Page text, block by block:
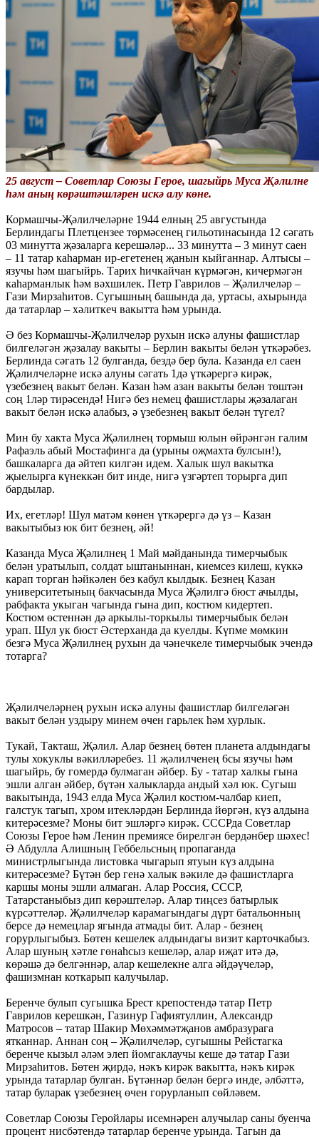
25 август – Советлар Союзы Герое, шагыйрь Муса Җәлилне
һәм аның көрәштәшләрен искә алу көне.
Кормашчы-Җәлилчеләрне 1944 елның 25 августында
Берлиндагы Плетцензее төрмәсенең гильотинасында 12 сәгать
03 минутта җәзаларга керешәләр... 33 минутта – 3 минут саен
– 11 татар каһарман ир-егетенең җанын кыйганнар. Алтысы –
язучы һәм шагыйрь. Тарих һичкайчан күрмәгән, кичермәгән
каһарманлык һәм вәхшилек. Петр Гаврилов – Җәлилчеләр –
Гази Мирзаһитов. Сугышның башында да, уртасы, ахырында
да татарлар – хәлиткеч вакытта һәм урында.
Ә без Кормашчы-Җәлилчеләр рухын искә алуны фашистлар
билгеләгән җәзалау вакыты – Берлин вакыты белән үткәрәбез.
Берлинда сәгать 12 булганда, бездә бер була. Казанда ел саен
Җәлилчеләрне искә алуны сәгать 1дә үткәрергә кирәк,
үзебезнең вакыт белән. Казан һәм азан вакыты белән төштән
соң 1ләр тирәсендә! Нигә без немец фашистлары җәзалаган
вакыт белән искә алабыз, ә үзебезнең вакыт белән түгел?
Мин бу хакта Муса Җәлилнең тормыш юлын өйрәнгән галим
Рафаэль абый Мостафинга да (урыны оҗмахта булсын!),
башкаларга да әйтеп килгән идем. Халык шул вакытка
җыелырга күнеккән бит инде, нигә үзгәртеп торырга дип
бардылар.
Их, егетләр! Шул матәм көнен үткәрергә дә үз – Казан
вакытыбыз юк бит безнең, әй!
Казанда Муса Җәлилнең 1 Май мәйданында тимерчыбык
белән уратылып, солдат ыштаныннан, киемсез килеш, күккә
карап торган һәйкәлен без кабул кылдык. Безнең Казан
университетының бакчасында Муса Җәлилгә бюст ачылды,
рабфакта укыган чагында гына дип, костюм кидертеп.
Костюм өстеннән дә аркылы-торкылы тимерчыбык белән
урап. Шул ук бюст Әстерханда да куелды. Күпме мөмкин
безгә Муса Җәлилнең рухын да чәнечкеле тимерчыбык эчендә
тотарга?
Җәлилчеләрнең рухын искә алуны фашистлар билгеләгән
вакыт белән уздыру минем өчен гарьлек һәм хурлык.
Тукай, Такташ, Җәлил. Алар безнең бөтен планета алдындагы
тулы хокуклы вәкилләребез. 11 җәлилченең 6сы язучы һәм
шагыйрь, бу гомердә булмаган әйбер. Бу - татар халкы гына
эшли алган әйбер, бүтән халыкларда андый хәл юк. Сугыш
вакытында, 1943 елда Муса Җәлил костюм-чалбар киеп,
галстук тагып, хром итекләрдән Берлинда йөргән, күз алдына
китерәсезме? Моны бит эшләргә кирәк. СССРда Советлар
Союзы Герое һәм Ленин премиясе бирелгән бердәнбер шәхес!
Ә Абдулла Алишның Геббельсның пропаганда
министрлыгында листовка чыгарып ятуын күз алдына
китерәсезме? Бүтән бер генә халык вәкиле дә фашистларга
каршы моны эшли алмаган. Алар Россия, СССР,
Татарстаныбыз дип көрәштеләр. Алар тиңсез батырлык
күрсәттеләр. Җәлилчеләр карамагындагы дүрт батальонның
берсе дә немецлар ягында атмады бит. Алар - безнең
горурлыгыбыз. Бөтен кешелек алдындагы визит карточкабыз.
Алар шуның хәтле гөнаһсыз кешеләр, алар иҗат итә дә,
көрәшә дә белгәннәр, алар кешелекне алга әйдәүчеләр,
фашизмнан коткарып калучылар.
Беренче булып сугышка Брест крепостендә татар Петр
Гаврилов керешкән, Газинур Гафиятуллин, Александр
Матросов – татар Шакир Мөхәммәтҗанов амбразурага
ятканнар. Аннан соң – Җәлилчеләр, сугышны Рейстагка
беренче кызыл әләм элеп йомгаклаучы кеше дә татар Гази
Мирзаһитов. Бөтен җирдә, нәкъ кирәк вакытта, нәкъ кирәк
урында татарлар булган. Бүтәннәр белән бергә инде, әлбәттә,
татар буларак үзебезнең өчен горурланып сөйләвем.
Советлар Союзы Геройлары исемнәрен алучылар саны буенча
процент нисбәтендә татарлар беренче урында. Тагын да